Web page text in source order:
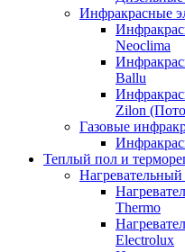
Инфракрасные
Neoclima
Ballu
Zilon
Газовые
Теплый пол и
Thermo
Electrolux